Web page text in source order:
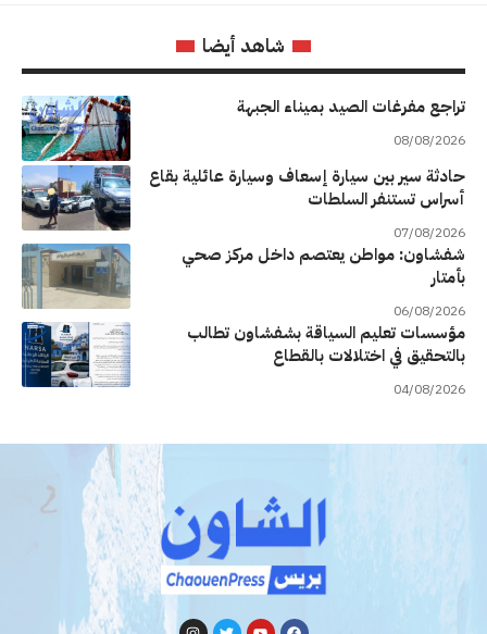
شاهد أيضا
تراجع مفرغات الصيد بميناء الجبهة
08/08/2026
حادثة سير بين سيارة إسعاف وسيارة عائلية بقاع
أسراس تستنفر السلطات
07/08/2026
شفشاون: مواطن يعتصم داخل مركز صحي
بأمتار
06/08/2026
مؤسسات تعليم السياقة بشفشاون تطالب
بالتحقيق في اختلالات بالقطاع
04/08/2026